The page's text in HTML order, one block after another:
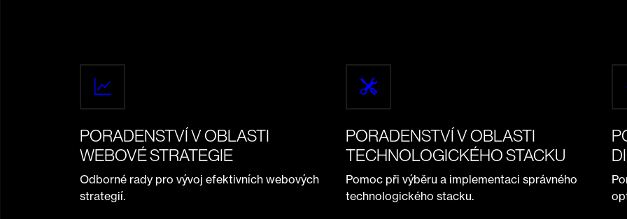
PORADENSTVÍ V OBLASTI
WEBOVÉ STRATEGIE
Odborné rady pro vývoj efektivních webových
strategií.
PORADENSTVÍ V OBLASTI
TECHNOLOGICKÉHO STACKU
Pomoc při výběru a implementaci správného
technologického stacku.